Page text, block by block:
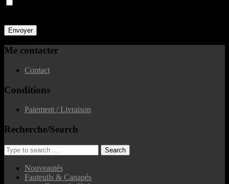
Me contacter
Contact
Conditions
Paiement / Livraison
Recherche/Search
Nouveautés
Fauteuils & Canapés